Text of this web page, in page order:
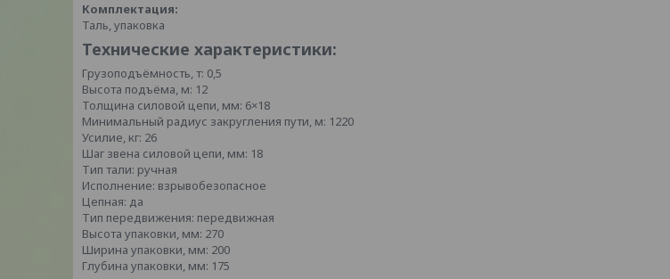
Комплектация:
Таль, упаковка
Технические характеристики:
Грузоподъёмность, т: 0,5
Высота подъёма, м: 12
Толщина силовой цепи, мм: 6×18
Минимальный радиус закругления пути, м: 1220
Усилие, кг: 26
Шаг звена силовой цепи, мм: 18
Тип тали: ручная
Исполнение: взрывобезопасное
Цепная: да
Тип передвижения: передвижная
Высота упаковки, мм: 270
Ширина упаковки, мм: 200
Глубина упаковки, мм: 175